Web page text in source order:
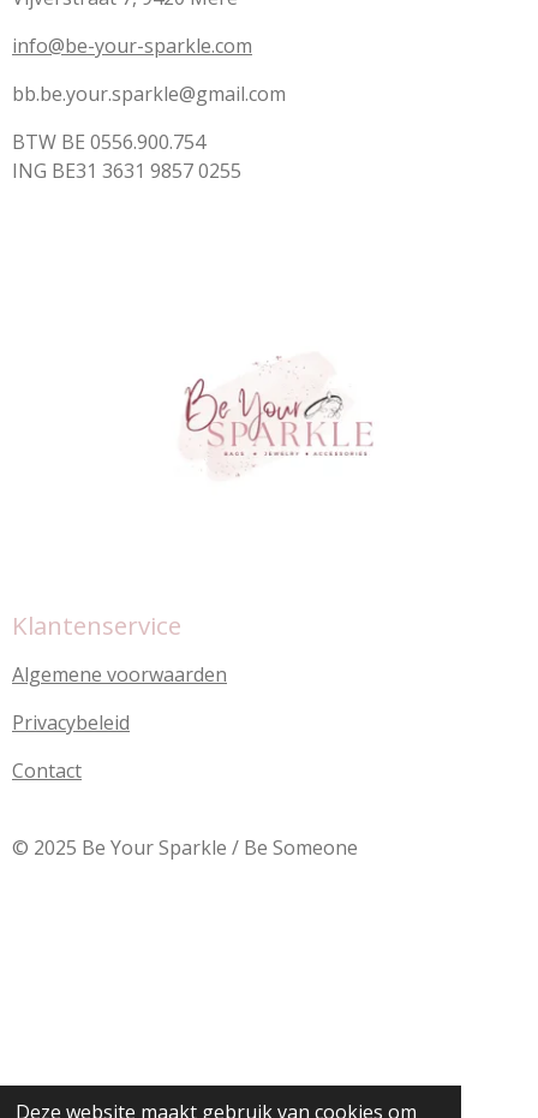
Deze website maakt gebruik van cookies om
info@be-your-sparkle.com
bb.be.your.sparkle@gmail.com
BTW BE 0556.900.754
ING BE31 3631 9857 0255
Klantenservice
Algemene voorwaarden
Privacybeleid
Contact
© 2025 Be Your Sparkle / Be Someone